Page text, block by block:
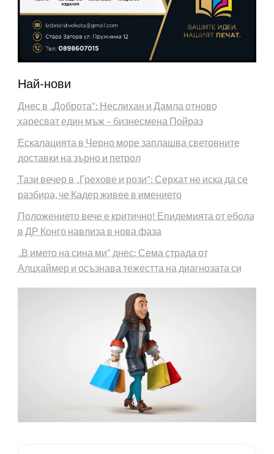
Най-нови
Днес в „Доброта“: Неслихан и Дамла отново
харесват един мъж – бизнесмена Пойраз
Ескалацията в Черно море заплашва световните
доставки на зърно и петрол
Тази вечер в „Грехове и рози“: Серхат не иска да се
разбира, че Кадер живее в имението
Положението вече е критично! Епидемията от ебола
в ДР Конго навлиза в нова фаза
„В името на сина ми“ днес: Сема страда от
Алцхаймер и осъзнава тежестта на диагнозата си